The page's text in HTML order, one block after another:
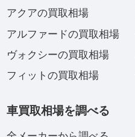
アクアの買取相場
アルファードの買取相場
ヴォクシーの買取相場
フィットの買取相場
車買取相場を調べる